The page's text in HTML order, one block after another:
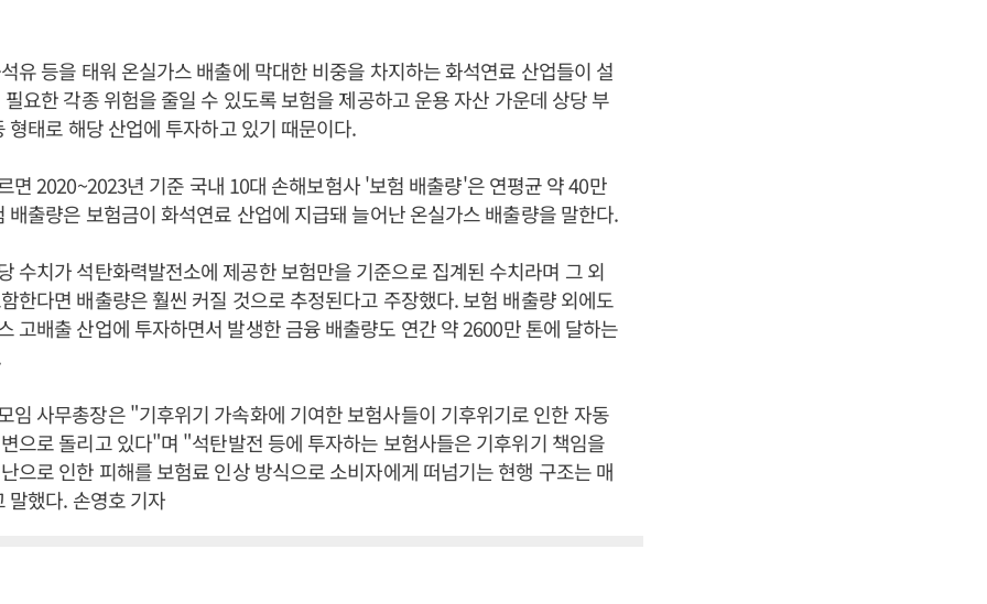
유 등을 태워 온실가스 배출에 막대한 비중을 차지하는 화석연료 산업들이 설
요한 각종 위험을 줄일 수 있도록 보험을 제공하고 운용 자산 가운데 상당 부
형태로 해당 산업에 투자하고 있기 때문이다.
면 2020~2023년 기준 국내 10대 손해보험사 '보험 배출량'은 연평균 약 40만
배출량은 보험금이 화석연료 산업에 지급돼 늘어난 온실가스 배출량을 말한다.
수치가 석탄화력발전소에 제공한 보험만을 기준으로 집계된 수치라며 그 외
한다면 배출량은 훨씬 커질 것으로 추정된다고 주장했다. 보험 배출량 외에도
고배출 산업에 투자하면서 발생한 금융 배출량도 연간 약 2600만 톤에 달하는
임 사무총장은 "기후위기 가속화에 기여한 보험사들이 기후위기로 인한 자동
으로 돌리고 있다"며 "석탄발전 등에 투자하는 보험사들은 기후위기 책임을
으로 인한 피해를 보험료 인상 방식으로 소비자에게 떠넘기는 현행 구조는 매
말했다. 손영호 기자